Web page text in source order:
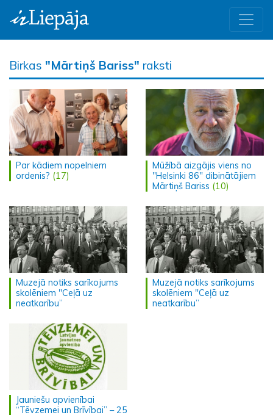
Birkas "Mārtiņš Bariss" raksti
Par kādiem nopelniem
ordenis? (17)
Mūžībā aizgājis viens no
"Helsinki 86" dibinātājiem
Mārtiņš Bariss (10)
Muzejā notiks sarīkojums
skolēniem "Ceļā uz
neatkarību”
Muzejā notiks sarīkojums
skolēniem "Ceļā uz
neatkarību”
Jauniešu apvienībai
“Tēvzemei un Brīvībai” – 25